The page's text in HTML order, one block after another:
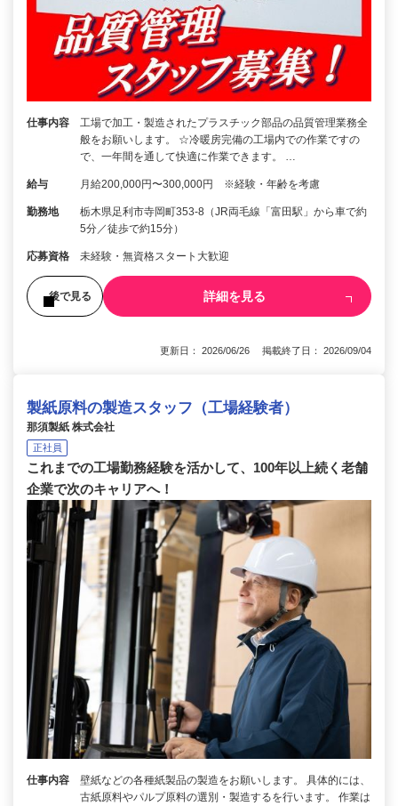
仕事内容
工場で加工・製造されたプラスチック部品の品質管理業務全
般をお願いします。 ☆冷暖房完備の工場内での作業ですの
で、一年間を通して快適に作業できます。 …
給与 月給200,000円〜300,000円 ※経験・年齢を考慮
勤務地
栃木県足利市寺岡町353-8（JR両毛線「富田駅」から車で約
5分／徒歩で約15分）
応募資格 未経験・無資格スタート大歓迎
後で見る 詳細を見る
更新日： 2026/06/26 掲載終了日： 2026/09/04
製紙原料の製造スタッフ（工場経験者）
那須製紙 株式会社
正社員
これまでの工場勤務経験を活かして、100年以上続く老舗
企業で次のキャリアへ！
仕事内容
壁紙などの各種紙製品の製造をお願いします。 具体的には、
古紙原料やパルプ原料の選別・製造するを行います。 作業は